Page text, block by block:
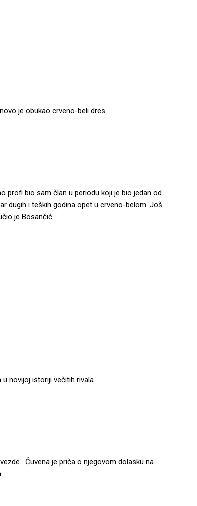
je obukao crveno-beli dres.
profi bio sam član u periodu koji je bio jedan od
dugih i teških godina opet u crveno-belom. Još
je Bosančić.
novijoj istoriji večitih rivala.
Čuvena je priča o njegovom dolasku na